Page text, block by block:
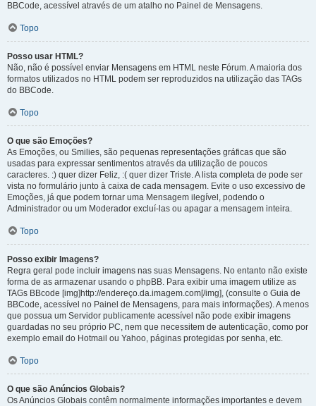
BBCode, acessível através de um atalho no Painel de Mensagens.
Topo
Posso usar HTML?
Não, não é possível enviar Mensagens em HTML neste Fórum. A maioria dos
formatos utilizados no HTML podem ser reproduzidos na utilização das TAGs
do BBCode.
Topo
O que são Emoções?
As Emoções, ou Smilies, são pequenas representações gráficas que são
usadas para expressar sentimentos através da utilização de poucos
caracteres. :) quer dizer Feliz, :( quer dizer Triste. A lista completa de pode ser
vista no formulário junto à caixa de cada mensagem. Evite o uso excessivo de
Emoções, já que podem tornar uma Mensagem ilegível, podendo o
Administrador ou um Moderador excluí-las ou apagar a mensagem inteira.
Topo
Posso exibir Imagens?
Regra geral pode incluir imagens nas suas Mensagens. No entanto não existe
forma de as armazenar usando o phpBB. Para exibir uma imagem utilize as
TAGs BBcode [img]http://endereço.da.imagem.com[/img], (consulte o Guia de
BBCode, acessível no Painel de Mensagens, para mais informações). A menos
que possua um Servidor publicamente acessível não pode exibir imagens
guardadas no seu próprio PC, nem que necessitem de autenticação, como por
exemplo email do Hotmail ou Yahoo, páginas protegidas por senha, etc.
Topo
O que são Anúncios Globais?
Os Anúncios Globais contêm normalmente informações importantes e devem